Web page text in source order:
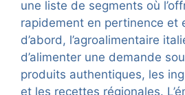
une liste de segments où
rapidement en pertinence et
d’abord, l’agroalimentaire
d’alimenter une demande
produits authentiques, les
et les recettes régionales.